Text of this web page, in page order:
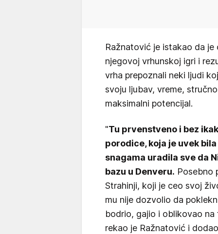
Ražnatović je istakao da
njegovoj vrhunskoj igri i
vrha prepoznali neki ljudi
svoju ljubav, vreme,
maksimalni potencijal.
"Tu prvenstveno i bez
porodice, koja je uvek
snagama uradila sve da
bazu u Denveru. Posebno
Strahinji, koji je ceo svoj
mu nije dozvolio da
bodrio, gajio i oblikovao
rekao je Ražnatović i